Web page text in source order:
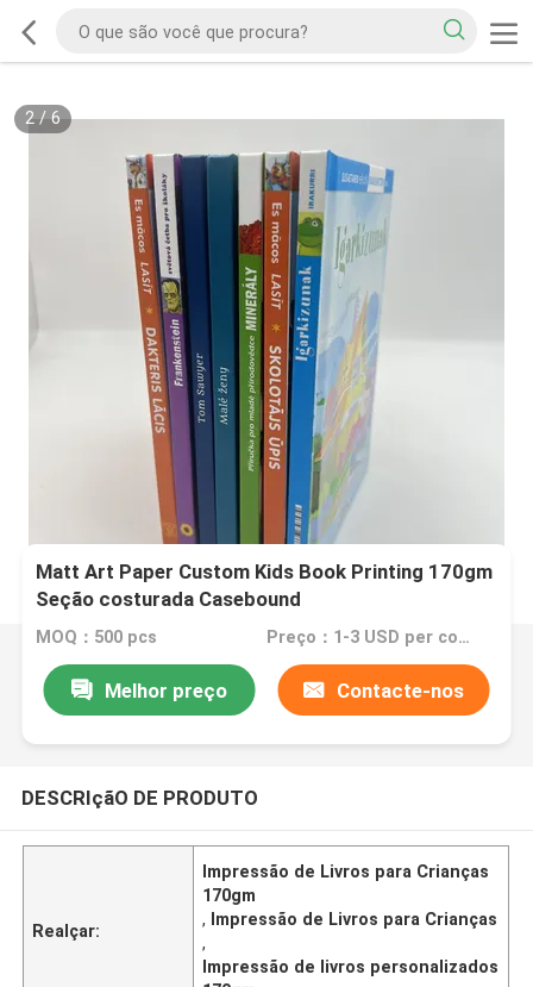
2/6
Matt Art Paper Custom Kids Book Printing 170gm
Seção costurada Casebound
MOQ：500 pcs Preço：1-3 USD per copy
Melhor preço Contacte-nos
DESCRIçãO DE PRODUTO
Realçar:
Impressão de Livros para Crianças
170gm
, Impressão de Livros para Crianças
,
Impressão de livros personalizados